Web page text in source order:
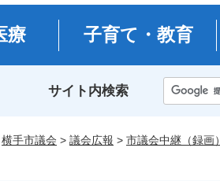
療 子育て・教育
サイト内検索
横手市議会 > 議会広報 > 市議会中継（録画）